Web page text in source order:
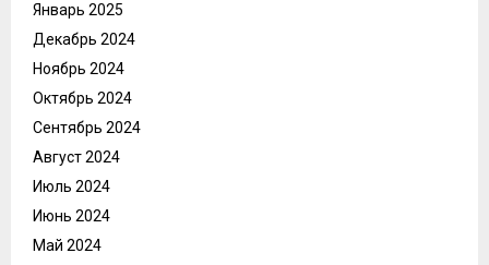
Январь 2025
Декабрь 2024
Ноябрь 2024
Октябрь 2024
Сентябрь 2024
Август 2024
Июль 2024
Июнь 2024
Май 2024